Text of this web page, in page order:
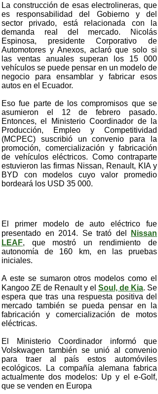
La construcción de esas electrolineras, que
es responsabilidad del Gobierno y del
sector privado, está relacionada con la
demanda real del mercado. Nicolás
Espinosa, presidente Corporativo de
Automotores y Anexos, aclaró que solo si
las ventas anuales superan los 15 000
vehículos se puede pensar en un modelo de
negocio para ensamblar y fabricar esos
autos en el Ecuador.
Eso fue parte de los compromisos que se
asumieron el 12 de febrero pasado.
Entonces, el Ministerio Coordinador de la
Producción, Empleo y Competitividad
(MCPEC) suscribió un convenio para la
promoción, comercialización y fabricación
de vehículos eléctricos. Como contraparte
estuvieron las firmas Nissan, Renault, KIA y
BYD con modelos cuyo valor promedio
bordeará los USD 35 000.
El primer modelo de auto eléctrico fue
presentado en 2014. Se trató del
Nissan
LEAF, que mostró un rendimiento de
autonomía de 160 km, en las pruebas
iniciales.
A este se sumaron otros modelos como el
Kangoo ZE de Renault y el Soul, de Kia. Se
espera que tras una respuesta positiva del
mercado también se pueda pensar en la
fabricación y comercialización de motos
eléctricas.
El Ministerio Coordinador informó que
Volskwagen también se unió al convenio
para traer al país estos automóviles
ecológicos. La compañía alemana fabrica
actualmente dos modelos: Up y el e-Golf,
que se venden en Europa